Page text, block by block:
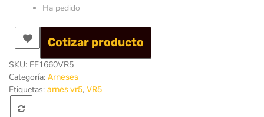
Ha pedido
Cotizar producto
SKU: FE1660VR5
Categoría: Arneses
Etiquetas: arnes vr5, VR5